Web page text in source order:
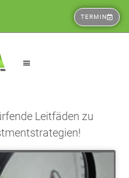
TERMIN
Leitfäden zu